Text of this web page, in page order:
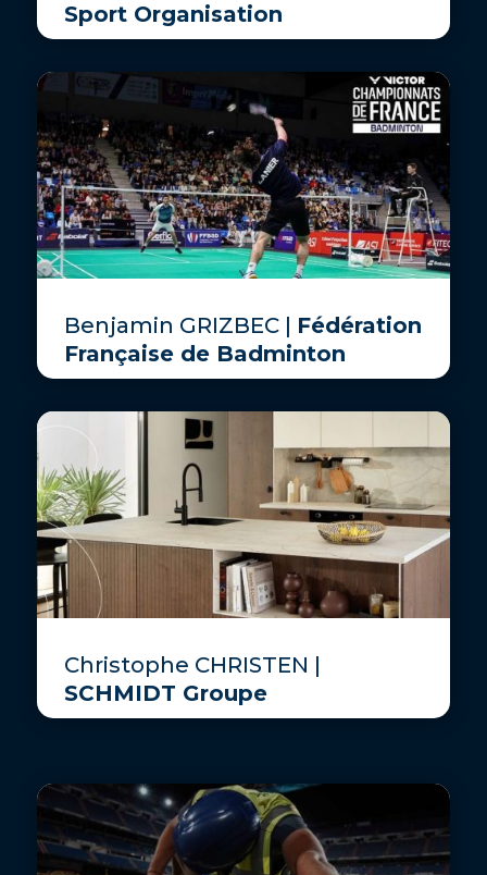
Sport Organisation
Benjamin GRIZBEC | Fédération
Française de Badminton
Christophe CHRISTEN |
SCHMIDT Groupe